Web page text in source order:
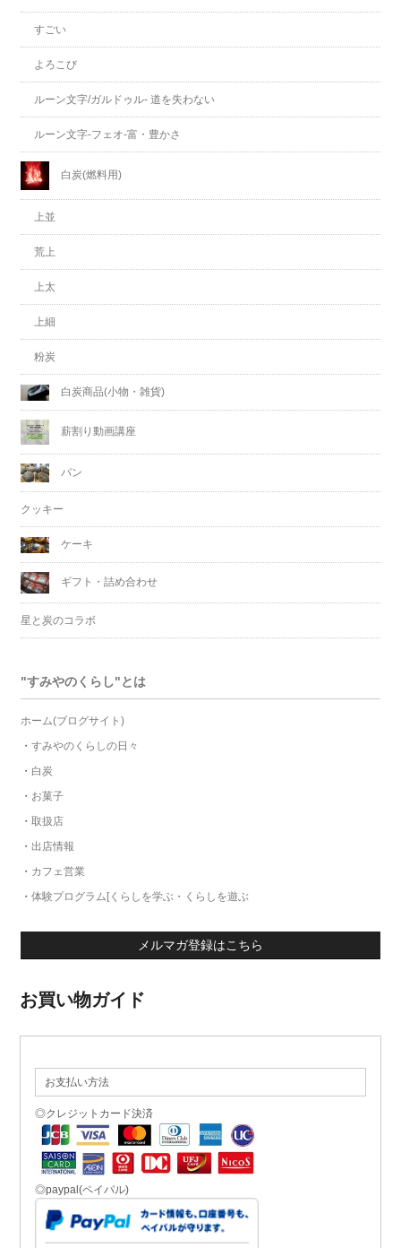
すごい
よろこび
ルーン文字/ガルドゥル- 道を失わない
ルーン文字-フェオ-富・豊かさ
白炭(燃料用)
上並
荒上
上太
上細
粉炭
白炭商品(小物・雑貨)
薪割り動画講座
パン
クッキー
ケーキ
ギフト・詰め合わせ
星と炭のコラボ
"すみやのくらし"とは
ホーム(ブログサイト)
・ すみやのくらしの日々
・ 白炭
・ お菓子
・ 取扱店
・ 出店情報
・ カフェ営業
・ 体験プログラム[くらしを学ぶ・くらしを遊ぶ
メルマガ登録はこちら
お買い物ガイド
お支払い方法
◎クレジットカード決済
◎paypal(ペイパル)